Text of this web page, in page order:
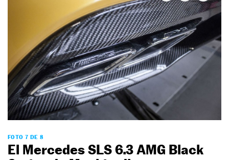
FOTO 7 DE 8
El Mercedes SLS 6.3 AMG Black